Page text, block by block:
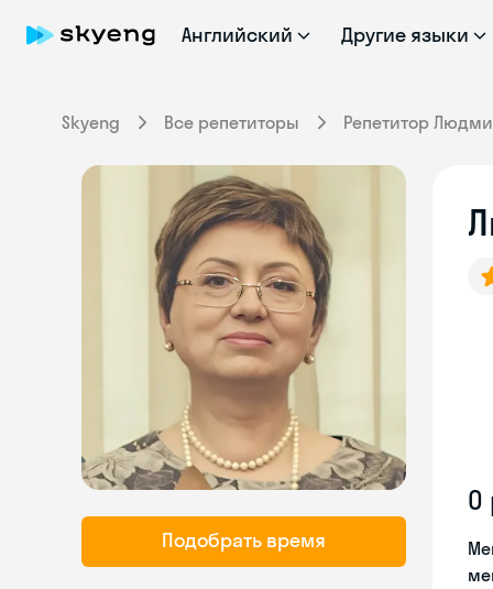
Английский Другие языки
Skyeng Все репетиторы Репетитор
Подобрать время
О